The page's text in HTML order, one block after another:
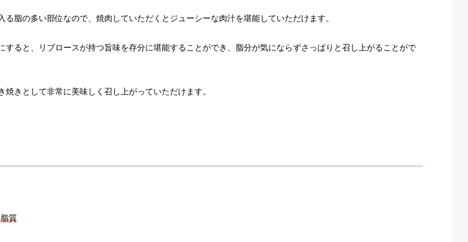
る脂の多い部位なので、焼肉していただくとジューシーな肉汁を堪能していただけます。
すると、リブロースが持つ旨味を存分に堪能することができ、脂分が気にならずさっぱりと召し上がることがで
焼きとして非常に美味しく召し上がっていただけます。
質